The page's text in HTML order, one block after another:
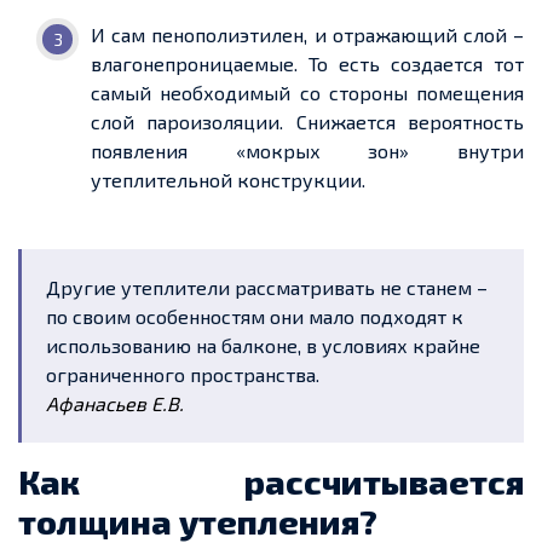
И сам пенополиэтилен, и отражающий слой –
влагонепроницаемые. То есть создается тот
самый необходимый со стороны помещения
слой пароизоляции. Снижается вероятность
появления «мокрых зон» внутри
утеплительной конструкции.
Другие утеплители рассматривать не станем –
по своим особенностям они мало подходят к
использованию на балконе, в условиях крайне
ограниченного пространства.
Афанасьев Е.В.
Как рассчитывается
толщина утепления?